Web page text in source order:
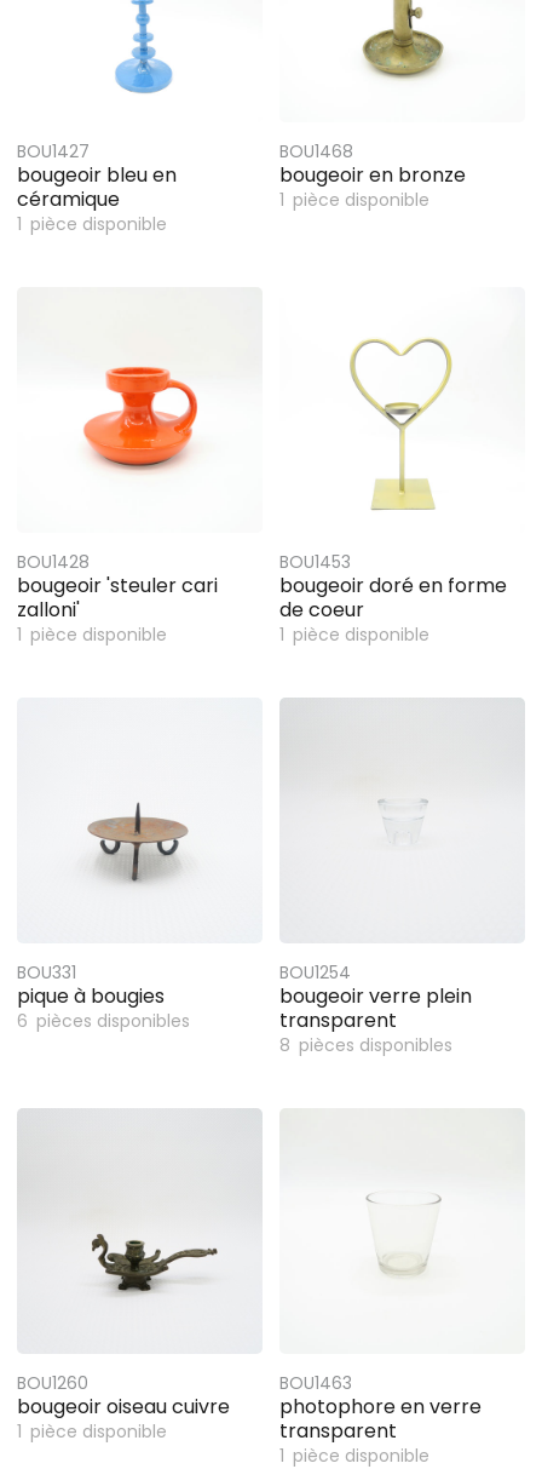
BOU1427
bougeoir bleu en
céramique
1 pièce disponible
BOU1468
bougeoir en bronze
1 pièce disponible
BOU1428
bougeoir 'steuler cari
zalloni'
1 pièce disponible
BOU1453
bougeoir doré en forme
de coeur
1 pièce disponible
BOU331
pique à bougies
6 pièces disponibles
BOU1254
bougeoir verre plein
transparent
8 pièces disponibles
BOU1260
bougeoir oiseau cuivre
1 pièce disponible
BOU1463
photophore en verre
transparent
1 pièce disponible